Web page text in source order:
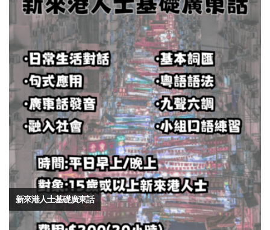
新來港人士基礎廣東話